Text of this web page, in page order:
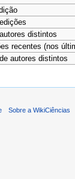
distintos
recentes (nos
autores distintos
Sobre a WikiCiências